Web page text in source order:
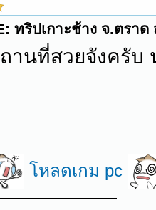
ทริปเกาะช้าง จ.ตรา
านที่สวยจังครับ
โหลดเกม pc